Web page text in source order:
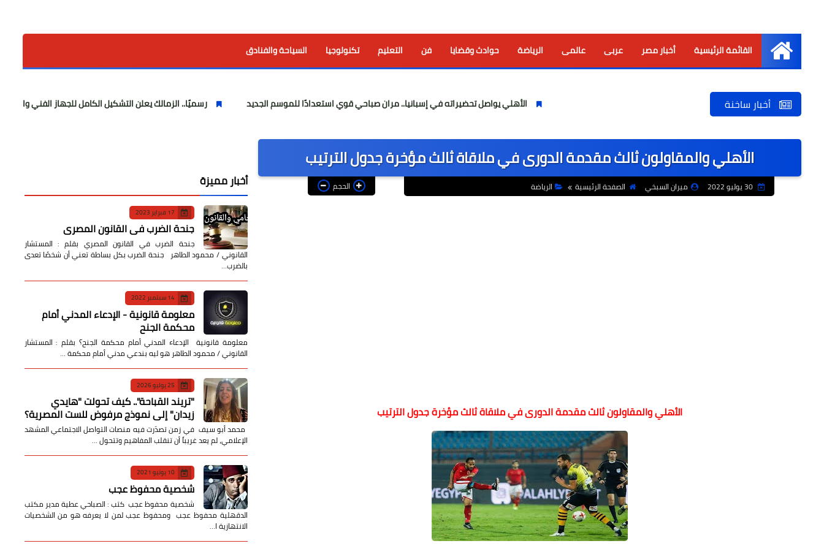
الرئيسية
القائمة الرئيسية أخبار مصر عربى عالمى الرياضة حوادث وقضايا فن التعليم تكنولوجيا السياحة والفنادق
أخبار ساخنة الأهلي يواصل تحضيراته في إسبانيا.. مران صباحي قوي استعدادًا للموسم الجديد رسميًا.. الزمالك يعلن التشكيل الكامل للجهاز الفني والإداري والطبي
الأهلي والمقاولون ثالث مقدمة الدورى في ملاقاة ثالث مؤخرة جدول الترتيب
30 يوليو 2022 ميران السبخي الصفحة الرئيسية الرياضة الحجم
الأهلي والمقاولون ثالث مقدمة الدورى في ملاقاة ثالث مؤخرة جدول الترتيب
أخبار مميزة
17 فبراير 2023
جنحة الضرب في القانون المصري
جنحة الضرب في القانون المصري بقلم : المستشار
القانوني / محمود الطاهر جنحة الضرب بكل بساطة تعني أن شخصًا تعدى
بالضرب…
14 سبتمبر 2022
معلومة قانونية - الإدعاء المدني أمام
محكمة الجنح
معلومة قانونية الإدعاء المدني أمام محكمة الجنح؟ بقلم : المستشار
القانوني / محمود الطاهر هو ليه بندعي مدني أمام محكمة …
25 يوليو 2026
​"تريند القباحة".. كيف تحولت "هايدي
زيدان" إلى نموذج مرفوض للست المصرية؟
​ محمد أبو سيف ​في زمن تصدّرت فيه منصات التواصل الاجتماعي المشهد
الإعلامي، لم يعد غريباً أن تنقلب المفاهيم وتتحول …
10 يونيو 2021
شخصية محفوظ عجب
شخصية محفوظ عجب كتب : الصباحي عطية مدير مكتب
الدقهلية محفوظ عجب ومحفوظ عجب لمن لا يعرفه هو من الشخصيات
الانتهازية ا…